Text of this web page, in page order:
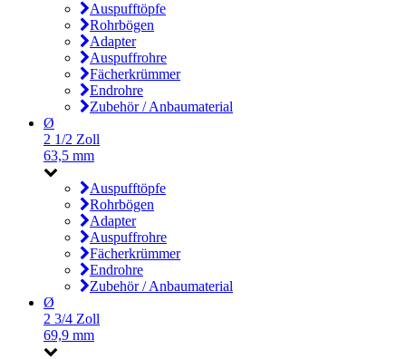
Auspufftöpfe
Rohrbögen
Adapter
Auspuffrohre
Fächerkrümmer
Endrohre
Zubehör / Anbaumaterial
Ø
2 1/2 Zoll
63,5 mm
Auspufftöpfe
Rohrbögen
Adapter
Auspuffrohre
Fächerkrümmer
Endrohre
Zubehör / Anbaumaterial
Ø
2 3/4 Zoll
69,9 mm